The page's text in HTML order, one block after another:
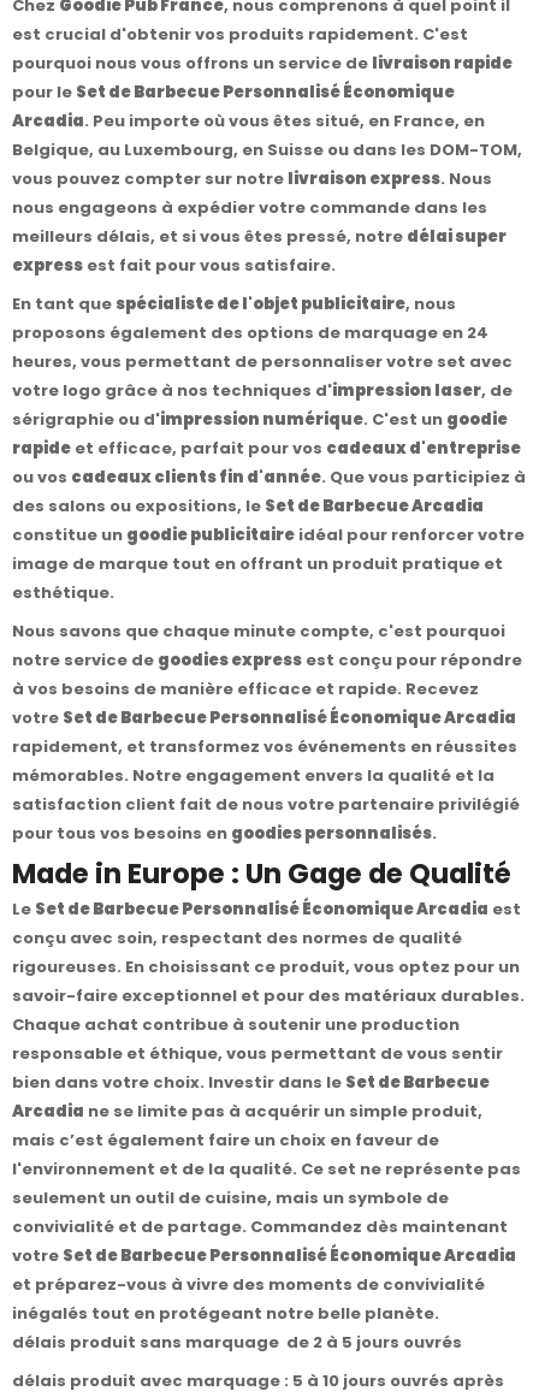
Chez Goodie Pub France, nous comprenons à quel point il
est crucial d'obtenir vos produits rapidement. C'est
pourquoi nous vous offrons un service de livraison rapide
pour le Set de Barbecue Personnalisé Économique
Arcadia. Peu importe où vous êtes situé, en France, en
Belgique, au Luxembourg, en Suisse ou dans les DOM-TOM,
vous pouvez compter sur notre livraison express. Nous
nous engageons à expédier votre commande dans les
meilleurs délais, et si vous êtes pressé, notre délai super
express est fait pour vous satisfaire.
En tant quespécialiste de l'objet publicitaire, nous
proposons également des options de marquage en 24
heures, vous permettant de personnaliser votre set avec
votre logo grâce à nos techniques d'impression laser, de
sérigraphie ou d'impression numérique. C'est un goodie
rapide et efficace, parfait pour vos cadeaux d'entreprise
ou vos cadeaux clients fin d'année. Que vous participiez à
des salons ou expositions, le Set de Barbecue Arcadia
constitue un goodie publicitaire idéal pour renforcer votre
image de marque tout en offrant un produit pratique et
esthétique.
Nous savons que chaque minute compte, c'est pourquoi
notre service de goodies express est conçu pour répondre
à vos besoins de manière efficace et rapide. Recevez
votre Set de Barbecue Personnalisé Économique Arcadia
rapidement, et transformez vos événements en réussites
mémorables. Notre engagement envers la qualité et la
satisfaction client fait de nous votre partenaire privilégié
pour tous vos besoins en goodies personnalisés.
Made in Europe : Un Gage de Qualité
Le Set de Barbecue Personnalisé Économique Arcadia est
conçu avec soin, respectant des normes de qualité
rigoureuses. En choisissant ce produit, vous optez pour un
savoir-faire exceptionnel et pour des matériaux durables.
Chaque achat contribue à soutenir une production
responsable et éthique, vous permettant de vous sentir
bien dans votre choix. Investir dans le Set de Barbecue
Arcadia ne se limite pas à acquérir un simple produit,
mais c’est également faire un choix en faveur de
l'environnement et de la qualité. Ce set ne représente pas
seulement un outil de cuisine, mais un symbole de
convivialité et de partage. Commandez dès maintenant
votre Set de Barbecue Personnalisé Économique Arcadia
et préparez-vous à vivre des moments de convivialité
inégalés tout en protégeant notre belle planète.
délais produit sans marquage de 2 à 5 jours ouvrés
délais produit avec marquage : 5 à 10 jours ouvrés après